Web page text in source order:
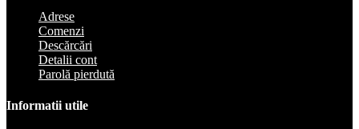
Adrese
Comenzi
Descărcări
Detalii cont
Parolă pierdută
Informatii utile